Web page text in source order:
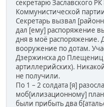
секретарю Заславского
Коммунистической
Секретарь вызвал
дал [ему] распоряжение
дня в моё распоряжение.
вооружение по дотам.
Дзержинска до
артиллерийских).
не получили.
По 1 – 2 солдата [я]
моб[илизационному]
были прибыть два